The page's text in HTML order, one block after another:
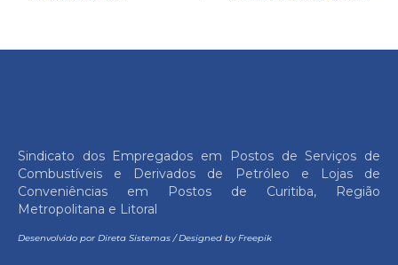
Sindicato dos Empregados em Postos de Serviços de
Combustíveis e Derivados de Petróleo e Lojas de
Conveniências em Postos de Curitiba, Região
Metropolitana e Litoral
Desenvolvido por Direta Sistemas/Designed by Freepik